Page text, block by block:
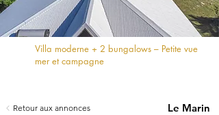
Villa moderne + 2 bungalows – Petite vue
mer et campagne
Le Marin
Retour aux annonces